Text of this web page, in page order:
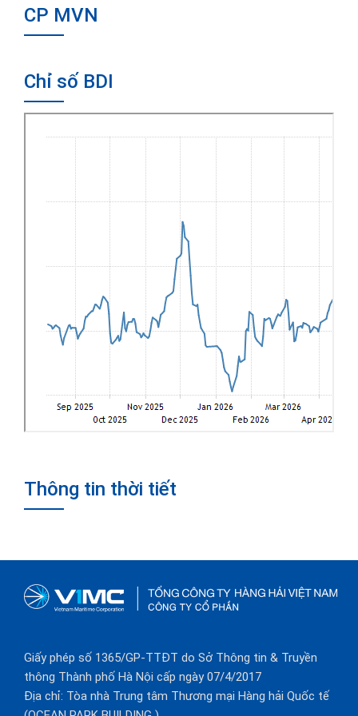
CP MVN
Chỉ số BDI
Thông tin thời tiết
Giấy phép số 1365/GP-TTĐT do Sở Thông tin & Truyền
thông Thành phố Hà Nội cấp ngày 07/4/2017
Địa chỉ: Tòa nhà Trung tâm Thương mại Hàng hải Quốc tế